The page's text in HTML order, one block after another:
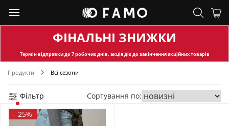
ФІНАЛЬНІ ЗНИЖКИ
Термін відправкидо 7 робочих днів, акція діє до закінчення акційних товарів
Продукти Всі сезони
Фільтр
Сортування по:
- 25%